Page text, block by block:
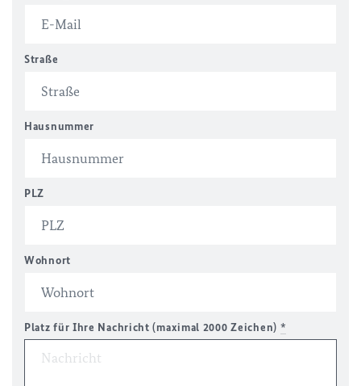
Straße
Hausnummer
PLZ
Wohnort
Platz für Ihre Nachricht (maximal 2000 Zeichen) *